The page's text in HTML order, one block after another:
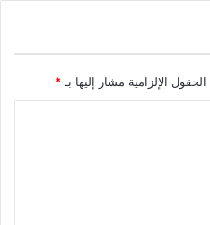
الحقول الإلزامية مشار إليها بـ *